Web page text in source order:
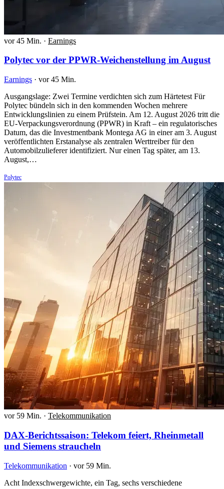
vor 45 Min. · Earnings
Polytec vor der PPWR-Weichenstellung im August
Earnings · vor 45 Min.
Ausgangslage: Zwei Termine verdichten sich zum Härtetest Für
Polytec bündeln sich in den kommenden Wochen mehrere
Entwicklungslinien zu einem Prüfstein. Am 12. August 2026 tritt die
EU-Verpackungsverordnung (PPWR) in Kraft – ein regulatorisches
Datum, das die Investmentbank Montega AG in einer am 3. August
veröffentlichten Erstanalyse als zentralen Werttreiber für den
Automobilzulieferer identifiziert. Nur einen Tag später, am 13.
August,…
Polytec
vor 59 Min. · Telekommunikation
DAX-Berichtssaison: Telekom feiert, Rheinmetall
und Siemens straucheln
Telekommunikation · vor 59 Min.
Acht Indexschwergewichte, ein Tag, sechs verschiedene